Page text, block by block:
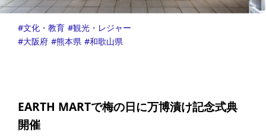
文化・教育
観光・レジャー
大阪府
熊本県 和歌山県
EARTH MARTで梅の日に万博漬け記念式典
開催